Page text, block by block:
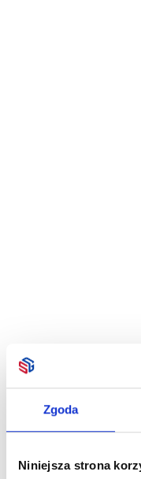
Zgoda
Niniejsza strona